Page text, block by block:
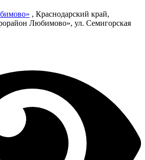
, Краснодарский край,
Любимово», ул. Семигорская